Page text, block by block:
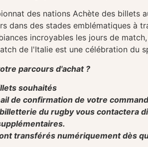
des nations Achète des billets
dans des stades emblématiques à
incroyables les jours de
de l'Italie est une célébration du
parcours d'achat ?
souhaités
de confirmation de votre
du rugby vous contactera
transférés numériquement dès